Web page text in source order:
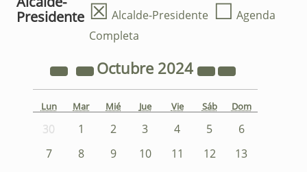
Presidente ☒ Alcalde-Presidente ☐ Agenda
Completa
Octubre 2024
Lun Mar Mié Jue Vie Sáb Dom
30 1 2 3 4 5
6
7
8 9 10 11 12
13